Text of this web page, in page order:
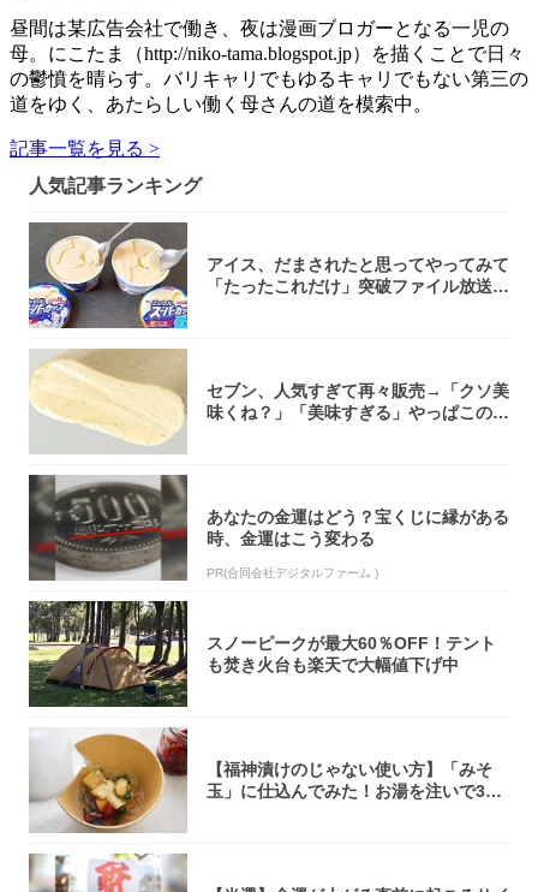
昼間は某広告会社で働き、夜は漫画ブロガーとなる一児の
母。にこたま（http://niko-tama.blogspot.jp）を描くことで日々
の鬱憤を晴らす。バリキャリでもゆるキャリでもない第三の
道をゆく、あたらしい働く母さんの道を模索中。
記事一覧を見る >
人気記事ランキング
アイス、だまされたと思ってやってみて
「たったこれだけ」突破ファイル放送で
セブン、人気すぎて再々販売→「クソ美
味くね？」「美味すぎる」やっぱこのク
あなたの金運はどう？宝くじに縁がある
時、金運はこう変わる
PR(合同会社デジタルファーム )
スノーピークが最大60％OFF！テント
も焚き火台も楽天で大幅値下げ中
【福神漬けのじゃない使い方】「みそ
玉」に仕込んでみた！お湯を注いで30